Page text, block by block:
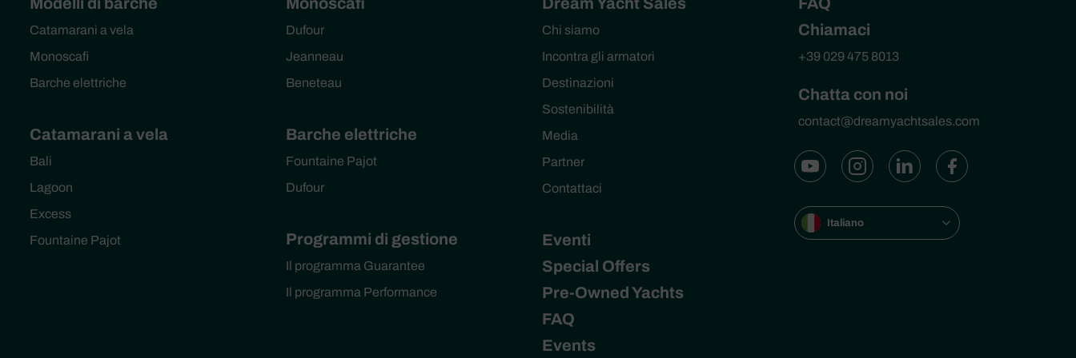
Catamarani a vela
Monoscafi
Barche elettriche
Catamarani a vela
Bali
Lagoon
Excess
Fountaine Pajot
Dufour
Jeanneau
Beneteau
Barche elettriche
Fountaine Pajot
Dufour
Programmi di gestione
Il programma Guarantee
Il programma Performance
Chi siamo
Incontra gli armatori
Destinazioni
Sostenibilità
Media
Partner
Contattaci
Eventi
Special Offers
Pre-Owned Yachts
FAQ
Events
Chiamaci
+39 029 475 8013
Chatta con noi
contact@dreamyachtsales.com
Italiano